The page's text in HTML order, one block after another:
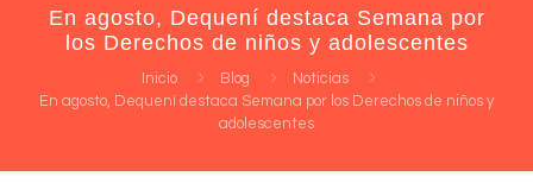
En agosto, Dequení destaca Semana por
los Derechos de niños y adolescentes
Inicio Blog
Noticias
En agosto, Dequení destaca Semana por los Derechos de niños y
adolescentes